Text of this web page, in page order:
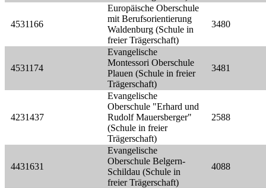
4531166
Europäische Oberschule
mit Berufsorientierung
Waldenburg (Schule in
freier Trägerschaft)
3480
4531174
Evangelische
Montessori Oberschule
Plauen (Schule in freier
Trägerschaft)
3481
4231437
Evangelische
Oberschule "Erhard und
Rudolf Mauersberger"
(Schule in freier
Trägerschaft)
2588
4431631
Evangelische
Oberschule Belgern-
Schildau (Schule in
freier Trägerschaft)
4088